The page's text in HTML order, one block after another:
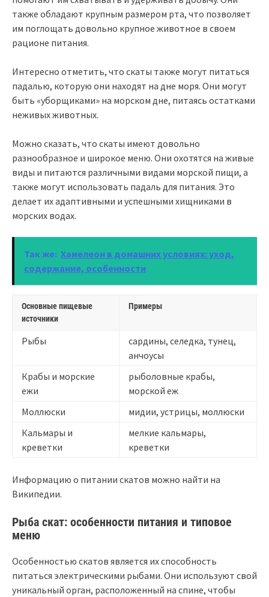
также обладают крупным размером рта, что позволяет
им поглощать довольно крупное животное в своем
рационе питания.
Интересно отметить, что скаты также могут питаться
падалью, которую они находят на дне моря. Они могут
быть «уборщиками» на морском дне, питаясь остатками
неживых животных.
Можно сказать, что скаты имеют довольно
разнообразное и широкое меню. Они охотятся на живые
виды и питаются различными видами морской пищи, а
также могут использовать падаль для питания. Это
делает их адаптивными и успешными хищниками в
морских водах.
Так же: Хамелеон в домашних условиях: уход,
содержание, особенности
Основные пищевые
источники
Примеры
Рыбы
сардины, селедка, тунец,
анчоусы
Крабы и морские
ежи
рыболовные крабы,
морской еж
Моллюски
мидии, устрицы, моллюски
Кальмары и
креветки
мелкие кальмары,
креветки
Информацию о питании скатов можно найти на
Википедии.
Рыба скат: особенности питания и типовое
меню
Особенностью скатов является их способность
питаться электрическими рыбами. Они используют свой
уникальный орган, расположенный на спине, чтобы